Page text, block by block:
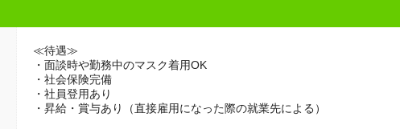
≪待遇≫
・面談時や勤務中のマスク着用OK
・社会保険完備
・社員登用あり
・昇給・賞与あり（直接雇用になった際の就業先による）